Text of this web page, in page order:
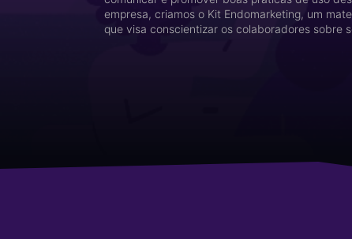
empresa, criamos o Kit Endomarketing, um
que visa conscientizar os colaboradores sobre